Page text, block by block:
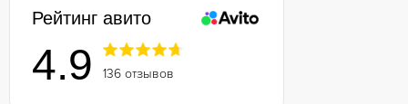
Рейтинг авито
4.9 136 отзывов